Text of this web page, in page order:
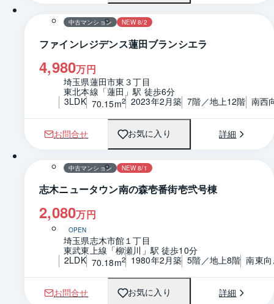
中古マンション NEW 8/2
ファインレジデンス蓮田ブランシエラ
4,980万円
埼玉県蓮田市東３丁目
東北本線「蓮田」駅 徒歩6分
3LDK 70.15m2 2023年2月築 7階／地上12階 南西
お問合せ お気に入り 詳細
1 / 0 間取り
中古マンション NEW 8/1
志木ニュータウン南の森壱番街壱弐号棟
2,080万円
OPEN
埼玉県志木市館１丁目
東武東上線「柳瀬川」駅 徒歩10分
2LDK 70.18m2 1980年2月築 5階／地上8階 南東
お問合せ お気に入り 詳細
1 / 0 間取り